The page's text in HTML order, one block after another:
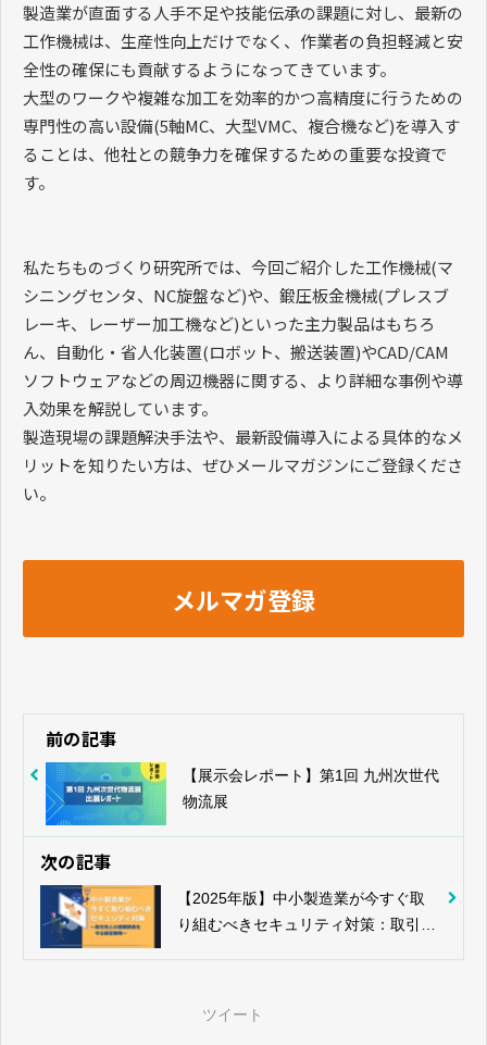
製造業が直面する人手不足や技能伝承の課題に対し、最新の
工作機械は、生産性向上だけでなく、作業者の負担軽減と安
全性の確保にも貢献するようになってきています。
大型のワークや複雑な加工を効率的かつ高精度に行うための
専門性の高い設備(5軸MC、大型VMC、複合機など)を導入す
ることは、他社との競争力を確保するための重要な投資で
す。
私たちものづくり研究所では、今回ご紹介した工作機械(マ
シニングセンタ、NC旋盤など)や、鍛圧板金機械(プレスブ
レーキ、レーザー加工機など)といった主力製品はもちろ
ん、自動化・省人化装置(ロボット、搬送装置)やCAD/CAM
ソフトウェアなどの周辺機器に関する、より詳細な事例や導
入効果を解説しています。
製造現場の課題解決手法や、最新設備導入による具体的なメ
リットを知りたい方は、ぜひメールマガジンにご登録くださ
い。
メルマガ登録
前の記事
【展示会レポート】第1回 九州次世代
物流展
次の記事
【2025年版】中小製造業が今すぐ取
り組むべきセキュリティ対策：取引先
ツイート